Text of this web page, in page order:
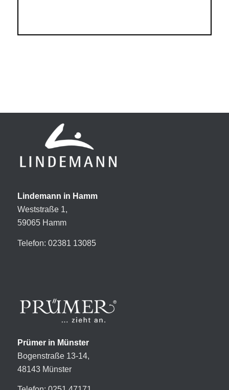
Lindemann in Hamm
Weststraße 1,
59065 Hamm
Telefon: 02381 13085
Prümer in Münster
Bogenstraße 13-14,
48143 Münster